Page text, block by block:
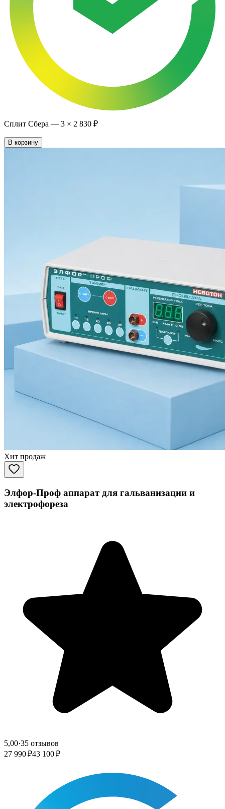
Сплит Сбера — 3 × 2 830 ₽
В корзину
Хит продаж
Элфор-Проф аппарат для гальванизации и
электрофореза
5,00·35 отзывов
27 990 ₽43 100 ₽